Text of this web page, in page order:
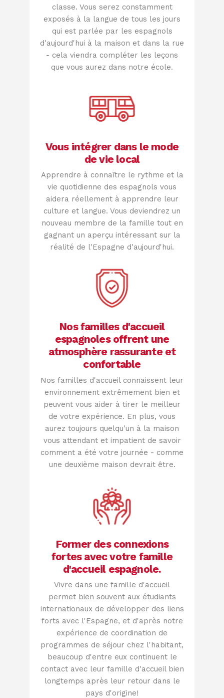
classe. Vous serez constamment
exposés à la langue de tous les jours
qui est parlée par les espagnols
d'aujourd'hui à la maison et dans la rue
- cela viendra compléter les leçons
que vous aurez dans notre école.
Vous intégrer dans le mode
de vie local
Apprendre à connaître le rythme et la
vie quotidienne des espagnols vous
aidera réellement à apprendre leur
culture et langue. Vous deviendrez un
nouveau membre de la famille tout en
gagnant un aperçu intéressant sur la
réalité de l'Espagne d'aujourd'hui.
Nos familles d'accueil
espagnoles offrent une
atmosphère rassurante et
confortable
Nos familles d'accueil connaissent leur
environnement extrêmement bien et
peuvent vous aider à tirer le meilleur
de votre expérience. En plus, vous
aurez toujours quelqu'un à la maison
vous attendant et impatient de savoir
comment a été votre journée - comme
une deuxième maison devrait être.
Former des connexions
fortes avec votre famille
d'accueil espagnole.
Vivre dans une famille d'accueil
permet bien souvent aux étudiants
internationaux de développer des liens
forts avec l'Espagne, et d'après notre
expérience de coordination de
programmes de séjour chez l'habitant,
beaucoup d'entre eux continuent le
contact avec leur famille d'accueil bien
longtemps après leur retour dans le
pays d'origine!